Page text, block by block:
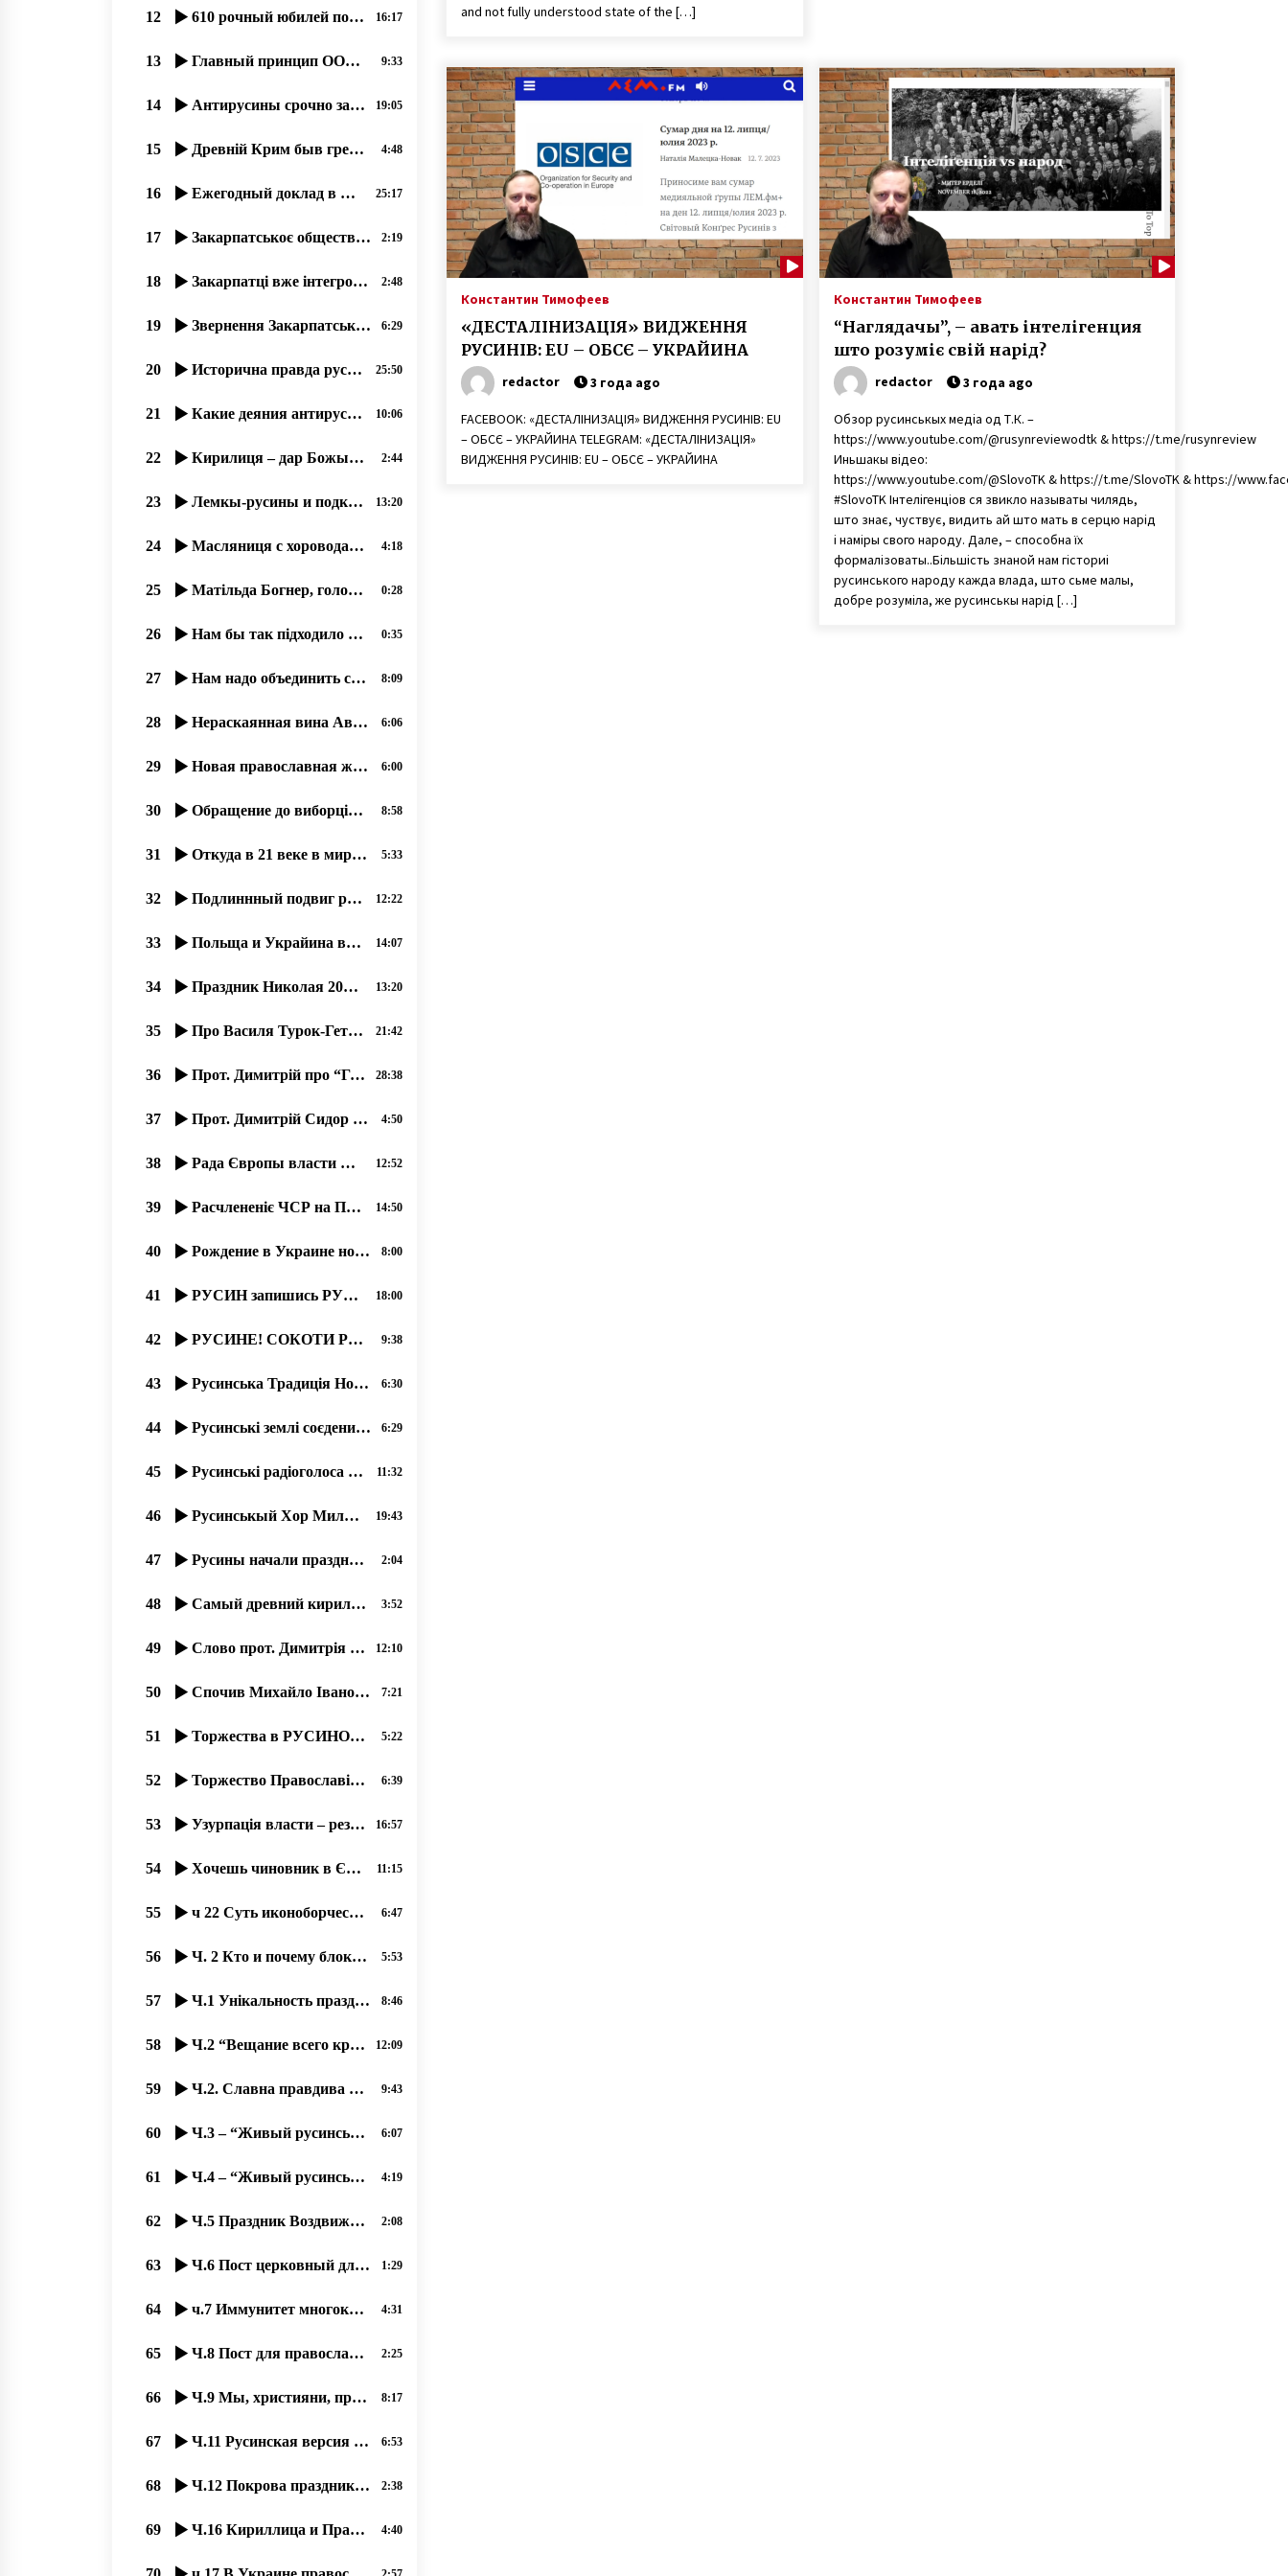
and not fully understood state of the […]
Константин Тимофеев
«ДЕСТАЛІНИЗАЦІЯ» ВИДЖЕННЯ
РУСИНІВ: EU – ОБСЄ – УКРАЙИНА
redactor 3 года ago
FACEBOOK: «ДЕСТАЛІНИЗАЦІЯ» ВИДЖЕННЯ РУСИНІВ: EU
– ОБСЄ – УКРАЙИНА TELEGRAM: «ДЕСТАЛІНИЗАЦІЯ»
ВИДЖЕННЯ РУСИНІВ: EU – ОБСЄ – УКРАЙИНА
Константин Тимофеев
“Наглядачы”, – авать інтелігенция
што розуміє свій нарід?
redactor 3 года ago
Обзор русинськых медіа од Т.К. –
https://www.youtube.com/@rusynreviewodtk & https://t.me/rusynreview
Иньшакы відео:
https://www.youtube.com/@SlovoTK & https://t.me/SlovoTK & https://
#SlovoTK Інтелігенціов ся звикло называты чилядь,
што знає, чуствує, видить ай што мать в серцю нарід
і наміры свого народу. Дале, – способна їх
формалізоваты..Більшість знаной нам гісториі
русинського народу кажда влада, што сьме малы,
добре розуміла, же русинськы нарід […]
12 610 рочный юбилей побҍды Грюнва́льдской битвы се празник и русинôв.15.07.2020, прот. Димитрий Сидор 16:17
13 Главный принцип ООН «Невостребованоє право не єсть нарушеноє право». прот. Димитрий Сидор 28.12.19 9:33
14 Антирусины срочно заскочили в число русинôв, 17.07.2020 19:05
15 Древній Крим быв гречеський де и прибывали перші християне! 4:48
16 Ежегодный доклад в Брюсселе о состоянии прав и свобод русинов Закарпатья в Украине.17.12.19 25:17
17 Закарпатськоє общество имени св..Кирила и Мефодія сообщає о упокоєніи Богдана Гамбаля! 2:19
18 Закарпатці вже інтегровані до Європи і відчувають себе громадянами Євросоюзу 2:48
19 Звернення Закарпатського общества ім. Кирилла и Мефодія про вибори 6:29
20 Исторична правда русинов – 03.12.2019, прот. Димитрій Сидор 25:50
21 Какие деяния антирусинов подпадают под оценку этноцид и геноцид؟ 10:06
22 Кирилиця – дар Божый и мы, русины, не можеме отказатися от нея! 2:44
23 Лемкы-русины и подкарпатські русины – народ-мученик, 21.07.2020 13:20
24 Масляниця с хороводами не прижилася русинам, но палачінты АЙ! 4:18
25 Матільда Богнер, голова Моніторингової місії ООН з прав людини в України 17 09 2019 0:28
26 Нам бы так підходило штобы ся держава збереглася, ми в ній тулько много надій поклали 0:35
27 Нам надо объединить свои медиа-ресурсы, 25.06.2020 8:09
28 Нераскаянная вина Австро-Венгрии перед русинами (1914-1918) 6:06
29 Новая православная журналистика, как следствие гонений на Православную Церковь. 02.07.2020 6:00
30 Обращение до виборців от Правління тов. ім. Кирила та Мефодія, Ужгород. 24.06.20. 8:58
31 Откуда в 21 веке в мире так много узурпаторов власти؟ 5:33
32 Подлиннный подвиг русинов 14-15 марта 1939 года, остановивших гос. переворот. 12:22
33 Польща и Украйина всьо роблять обы їх злочины против мирных русинов не открылися. .. 07.2020 14:07
34 Праздник Николая 2018 в православном соборҍ г. Ужгород. 13:20
35 Про Василя Турок-Гетеш – прот. Димитрій Сидор. 24.01.2020 21:42
36 Прот. Димитрій про “Грамматику живого русинського языка“ Ч,2 од21.11.2019 28:38
37 Прот. Димитрій Сидор На нашу радость Америка ныні … 4:50
38 Рада Європы власти Польші довжні самі создати учебникы русинам. 30.01.2020 12:52
39 Расчлененіє ЧСР на Подкарпатську Русь, Чехію и Словакію. 1939. 14:50
40 Рождение в Украине новой православной журналистики, 19.06.2020, прот. Димитрий Сидор 8:00
41 РУСИН запишись РУСИНОМ! ПЕРЕПИС НАСЕЛЕННЯ В УКРАЇНІ 2020 року. 18:00
42 РУСИНЕ! СОКОТИ РУСИНСЬКУ БЕСІДУ! 21.02.20 9:38
43 Русинська Традиція Нового Года до Рожденства. прот. Димитрий Сидор . 31.12.2019 6:30
44 Русинські землі соєденилися. 5 (пять) дней в рокаши! Лубня-Волосатоє 2019 6:29
45 Русинські радіоголоса в русинськых Карпатах 11:32
46 Русинськый Хор Милославського с 1945 року.. …07.2020, прот. Димитрий Сидор 19:43
47 Русины начали праздновати Торжество Православия раньше от Киева. 2:04
48 Самый древний кириличный регион Европы – наша Карпатська Русь. 3:52
49 Слово прот. Димитрія Сидора на открытіє фестиваля русинськой культуры в Міжгірї 12:10
50 Спочив Михайло Іванович Алмашій (1930-2019). 7:21
51 Торжества в РУСИНОВ в честь 100 летия Руской Народной Республикы Лемков! 5:22
52 Торжество Православія – доказ древности вҍры и вҍрности древнім рҍшеніям. 6:39
53 Узурпація власти – результат богоборчества, 16.09.2020 прот. Димитрий Сидор 16:57
54 Хочешь чиновник в Європу – начинай уважати права русинов! 30.01.2020 11:15
55 ч 22 Суть иконоборчества и его остатки на Западе 17.10.2020. прот. Димитрий Сидор 6:47
56 Ч. 2 Кто и почему блокируєт інформацію о православных Ужгорода؟ 5:53
57 Ч.1 Унікальность праздника Богоявленія-2020 в Ужгороді на Уж-Иордані. 8:46
58 Ч.2 “Вещание всего круга богослужений во время карантина“, 18.09.2020 прот. Димитрий Сидор 12:09
59 Ч.2. Славна правдива исторія русинов! 9:43
60 Ч.3 – “Живый русинськый язык“ з Оленов Копинець-Барта од 14.11.2019 6:07
61 Ч.4 – “Живый русинськый язык“ з Оленов Копинець-Барта од 15.11.2019 4:19
62 Ч.5 Праздник Воздвижения Креста Господня – любимый праздник наших людей 23.09.2020, прот. Д. Сидор 2:08
63 Ч.6 Пост церковный для вҍрных християн великое благо – и для души, и для тҍла, 24.09.2020, 1:29
64 ч.7 Иммунитет многократно усиливается при духовном образе жизни, 25.09.2020 прот. Димитрий Сидор 4:31
65 Ч.8 Пост для православных, особый подвиг, якый став любимым нашым людям. 26.09.2020, 2:25
66 Ч.9 Мы, християни, призваны к миру. 27.09.2020 прот. Димитрий Сидор 8:17
67 Ч.11 Русинская версия истории праздника “Покровы“, 02,10,2020, прот. Димитрий Сидор 6:53
68 Ч.12 Покрова праздник принесли русинам Кирилл и Мефодий. 03.10.2020, прот. Димитрий Сидор 2:38
69 Ч.16 Кириллица и Православие спасало РУСИНОВ от ассимиляции, 08.10.2020, прот. Димитрий Сидор 4:40